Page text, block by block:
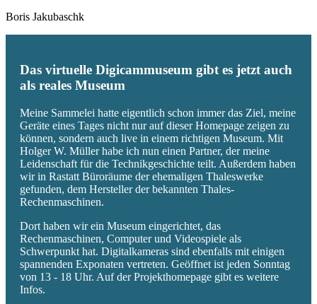
Boris Jakubaschk
Das virtuelle Digicammuseum gibt es jetzt auch
als reales Museum
Meine Sammelei hatte eigentlich schon immer das Ziel, meine
Geräte eines Tages nicht nur auf dieser Homepage zeigen zu
können, sondern auch live in einem richtigen Museum. Mit
Holger W. Müller habe ich nun einen Partner, der meine
Leidenschaft für die Technikgeschichte teilt. Außerdem haben
wir in Rastatt Büroräume der ehemaligen Thaleswerke
gefunden, dem Hersteller der bekannten Thales-
Rechenmaschinen.
Dort haben wir ein Museum eingerichtet, das
Rechenmaschinen, Computer und Videospiele als
Schwerpunkt hat. Digitalkameras sind ebenfalls mit einigen
spannenden Exponaten vertreten. Geöffnet ist jeden Sonntag
von 13 - 18 Uhr. Auf der Projekthomepage gibt es weitere
Infos.